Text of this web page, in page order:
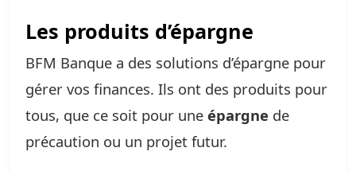
Les produits d’épargne
BFM Banque a des solutions d’épargne pour
gérer vos finances. Ils ont des produits pour
tous, que ce soit pour une épargne de
précaution ou un projet futur.